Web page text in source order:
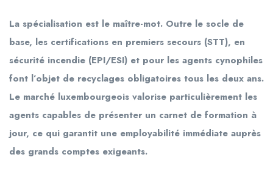
La spécialisation est le maître-mot. Outre le socle de
base, les certifications en premiers secours (STT), en
sécurité incendie (EPI/ESI) et pour les agents cynophiles
font l’objet de recyclages obligatoires tous les deux ans.
Le marché luxembourgeois valorise particulièrement les
agents capables de présenter un carnet de formation à
jour, ce qui garantit une employabilité immédiate auprès
des grands comptes exigeants.